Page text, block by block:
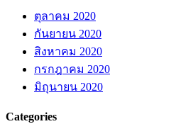
ตุลาคม 2020
กันยายน 2020
สิงหาคม 2020
กรกฎาคม 2020
มิถุนายน 2020
Categories